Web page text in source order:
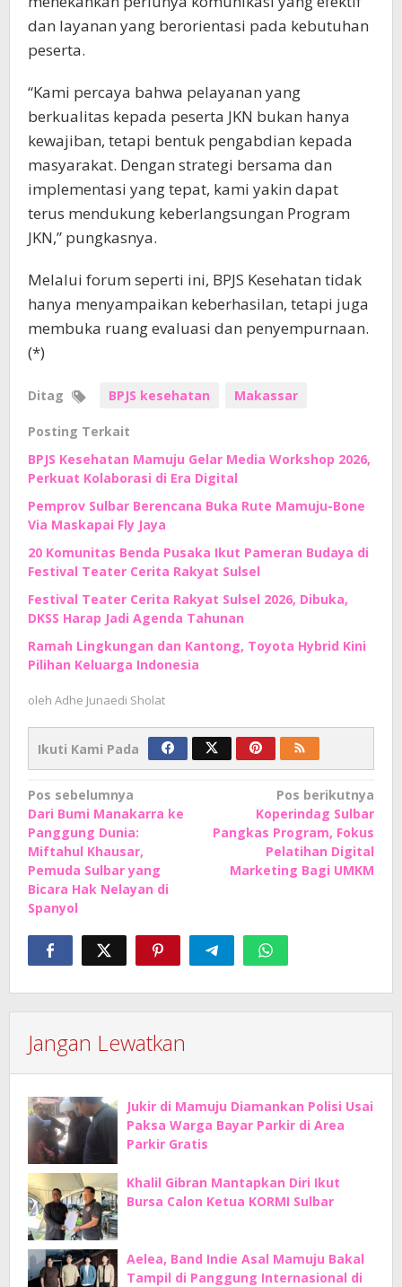
dan layanan yang berorientasi pada kebutuhan
peserta.
“Kami percaya bahwa pelayanan yang
berkualitas kepada peserta JKN bukan hanya
kewajiban, tetapi bentuk pengabdian kepada
masyarakat. Dengan strategi bersama dan
implementasi yang tepat, kami yakin dapat
terus mendukung keberlangsungan Program
JKN,” pungkasnya.
Melalui forum seperti ini, BPJS Kesehatan tidak
hanya menyampaikan keberhasilan, tetapi juga
membuka ruang evaluasi dan penyempurnaan.
(*)
Ditag BPJS kesehatan Makassar
Posting Terkait
BPJS Kesehatan Mamuju Gelar Media Workshop 2026,
Perkuat Kolaborasi di Era Digital
Pemprov Sulbar Berencana Buka Rute Mamuju-Bone
Via Maskapai Fly Jaya
20 Komunitas Benda Pusaka Ikut Pameran Budaya di
Festival Teater Cerita Rakyat Sulsel
Festival Teater Cerita Rakyat Sulsel 2026, Dibuka,
DKSS Harap Jadi Agenda Tahunan
Ramah Lingkungan dan Kantong, Toyota Hybrid Kini
Pilihan Keluarga Indonesia
oleh Adhe Junaedi Sholat
Ikuti Kami Pada
Navigasi
pos
Pos sebelumnya
Dari Bumi Manakarra ke
Panggung Dunia:
Miftahul Khausar,
Pemuda Sulbar yang
Bicara Hak Nelayan di
Spanyol
Pos berikutnya
Koperindag Sulbar
Pangkas Program, Fokus
Pelatihan Digital
Marketing Bagi UMKM
Jangan Lewatkan
Jukir di Mamuju Diamankan Polisi Usai
Paksa Warga Bayar Parkir di Area
Parkir Gratis
Khalil Gibran Mantapkan Diri Ikut
Bursa Calon Ketua KORMI Sulbar
Aelea, Band Indie Asal Mamuju Bakal
Tampil di Panggung Internasional di